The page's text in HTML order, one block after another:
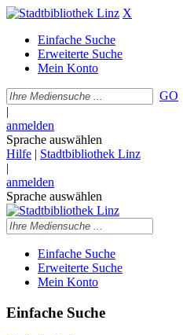
X
Einfache Suche
Erweiterte Suche
Mein Konto
GO
|
anmelden
Sprache auswählen
Hilfe | Stadtbibliothek Linz
|
anmelden
Sprache auswählen
Einfache Suche
Erweiterte Suche
Mein Konto
Einfache Suche